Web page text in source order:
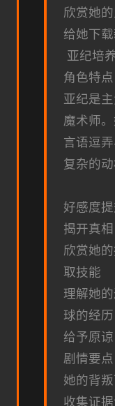
欣赏她
给她下
亚纪培
角色特点
亚纪是
魔术师
言语逗
复杂的动
好感度
揭开真
欣赏她
取技能
理解她
球的经历
给予原
剧情要点
她的背
收集证